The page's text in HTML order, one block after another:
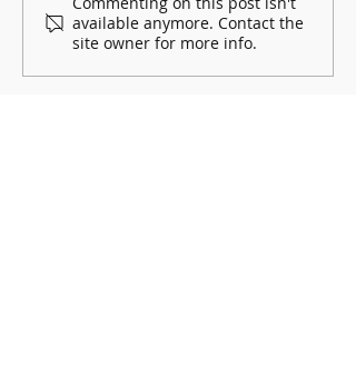
available anymore. Contact the
site owner for more info.